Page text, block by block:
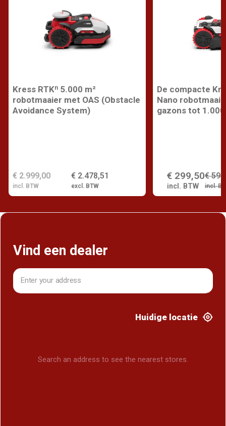
Kress RTKⁿ 5.000 m²
robotmaaier met OAS (Obstacle
Avoidance System)
€ 2.478,51
excl. BTW
€ 2.999,00
incl. BTW
De compacte
Nano
gazons tot 1.000
€
incl.
€ 299,50
incl. BTW
Vind een dealer
Huidige locatie
Search an address to see the nearest stores.